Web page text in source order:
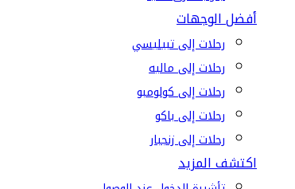
أفضل الوجهات
رحلات إلى تبيليسي
رحلات إلى ماليه
رحلات إلى كولومبو
رحلات إلى باكو
رحلات إلى زنجبار
اكتشف المزيد